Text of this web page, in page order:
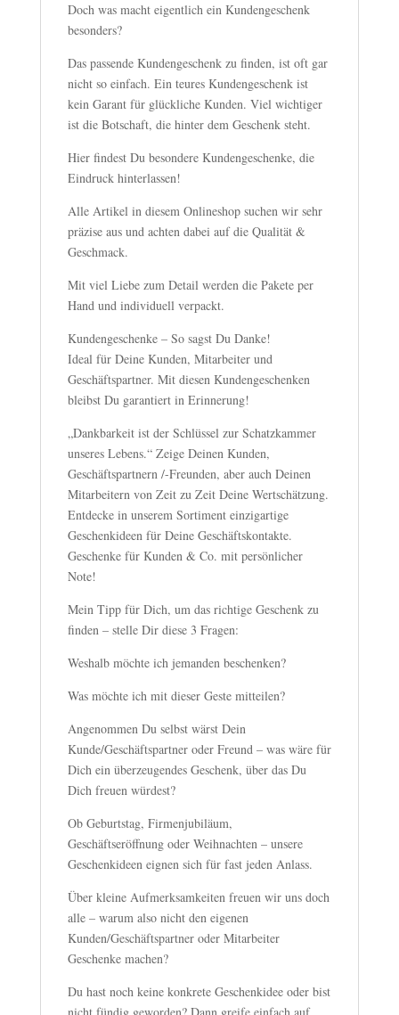
Doch was macht eigentlich ein Kundengeschenk
besonders?
Das passende Kundengeschenk zu finden, ist oft gar
nicht so einfach. Ein teures Kundengeschenk ist
kein Garant für glückliche Kunden. Viel wichtiger
ist die Botschaft, die hinter dem Geschenk steht.
Hier findest Du besondere Kundengeschenke, die
Eindruck hinterlassen!
Alle Artikel in diesem Onlineshop suchen wir sehr
präzise aus und achten dabei auf die Qualität &
Geschmack.
Mit viel Liebe zum Detail werden die Pakete per
Hand und individuell verpackt.
Kundengeschenke – So sagst Du Danke!
Ideal für Deine Kunden, Mitarbeiter und
Geschäftspartner. Mit diesen Kundengeschenken
bleibst Du garantiert in Erinnerung!
„Dankbarkeit ist der Schlüssel zur Schatzkammer
unseres Lebens.“ Zeige Deinen Kunden,
Geschäftspartnern /-Freunden, aber auch Deinen
Mitarbeitern von Zeit zu Zeit Deine Wertschätzung.
Entdecke in unserem Sortiment einzigartige
Geschenkideen für Deine Geschäftskontakte.
Geschenke für Kunden & Co. mit persönlicher
Note!
Mein Tipp für Dich, um das richtige Geschenk zu
finden – stelle Dir diese 3 Fragen:
Weshalb möchte ich jemanden beschenken?
Was möchte ich mit dieser Geste mitteilen?
Angenommen Du selbst wärst Dein
Kunde/Geschäftspartner oder Freund – was wäre für
Dich ein überzeugendes Geschenk, über das Du
Dich freuen würdest?
Ob Geburtstag, Firmenjubiläum,
Geschäftseröffnung oder Weihnachten – unsere
Geschenkideen eignen sich für fast jeden Anlass.
Über kleine Aufmerksamkeiten freuen wir uns doch
alle – warum also nicht den eigenen
Kunden/Geschäftspartner oder Mitarbeiter
Geschenke machen?
Du hast noch keine konkrete Geschenkidee oder bist